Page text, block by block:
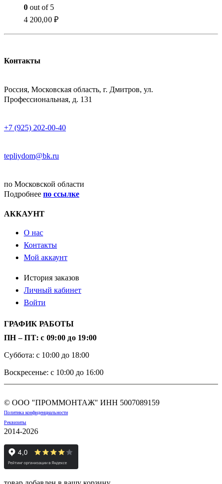
0 out of 5
4 200,00 ₽
Контакты
Россия, Московская область, г. Дмитров, ул.
Профессиональная, д. 131
+7 (925) 202-00-40
tepliydom@bk.ru
по Московской области
Подробнее по ссылке
АККАУНТ
О нас
Контакты
Мой аккаунт
История заказов
Личный кабинет
Войти
ГРАФИК РАБОТЫ
ПН – ПТ: с 09:00 до 19:00
Суббота: с 10:00 до 18:00
Воскресенье: с 10:00 до 16:00
© ООО "ПРОММОНТАЖ" ИНН 5007089159
Политика конфиденциальности
Реквизиты
2014-2026